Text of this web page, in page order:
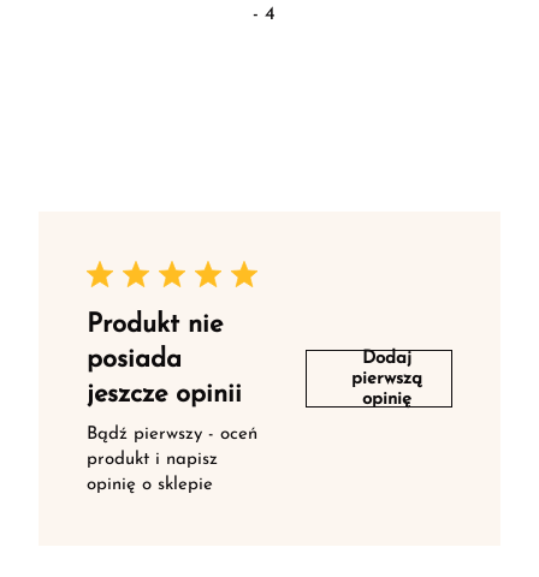
- 4
Produkt nie
posiada
jeszcze opinii
Bądź pierwszy - oceń
produkt i napisz
opinię o sklepie
Dodaj
pierwszą
opinię